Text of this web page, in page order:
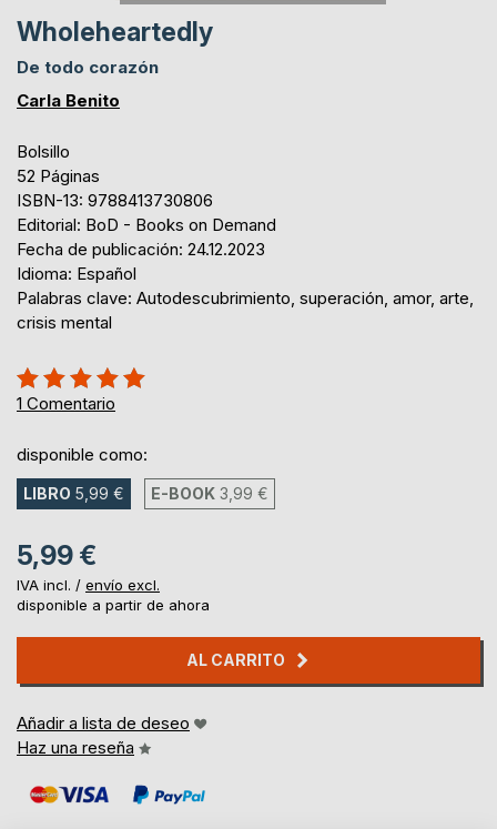
Wholeheartedly
De todo corazón
Carla Benito
Bolsillo
52 Páginas
ISBN-13: 9788413730806
Editorial: BoD - Books on Demand
Fecha de publicación: 24.12.2023
Idioma: Español
Palabras clave: Autodescubrimiento, superación, amor, arte,
crisis mental
Rating:
100%
1 Comentario
disponible como:
LIBRO 5,99 € E-BOOK 3,99 €
5,99 €
IVA incl. / envío excl.
disponible a partir de ahora
AL CARRITO
Añadir a lista de deseo
Haz una reseña